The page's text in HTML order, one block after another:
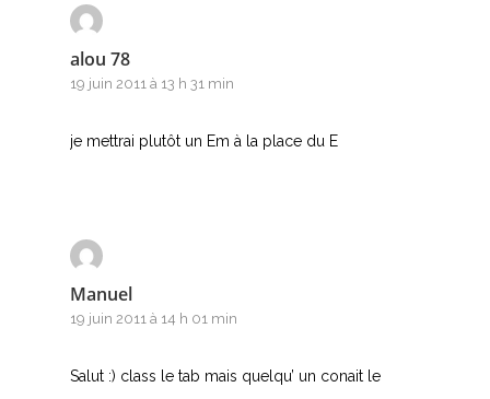
alou 78
19 juin 2011 à 13 h 31 min
je mettrai plutôt un Em à la place du E
Manuel
19 juin 2011 à 14 h 01 min
Salut :) class le tab mais quelqu’ un conait le